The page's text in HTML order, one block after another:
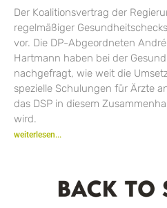
Der Koalitionsvertrag der
regelmäßiger
vor. Die DP-Abgeordneten
Hartmann haben bei der
nachgefragt, wie weit die
spezielle Schulungen für Ärzte
das DSP in diesem
wird.
weiterlesen...